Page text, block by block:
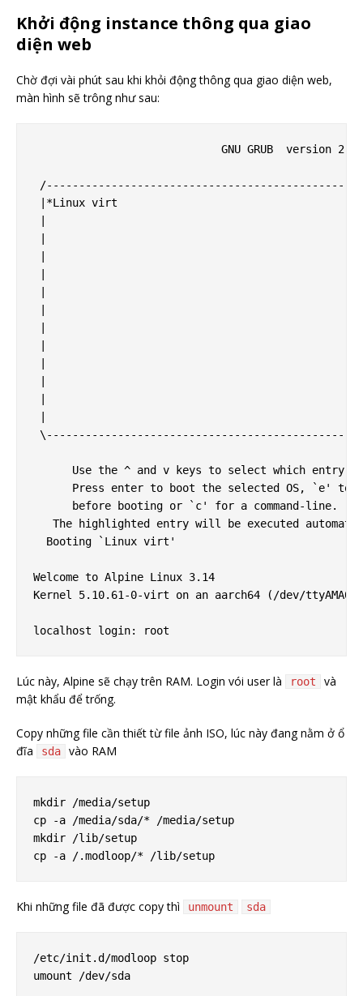
Khởi động instance thông qua giao
diện web
Chờ đợi vài phút sau khi khỏi động thông qua giao diện web,
màn hình sẽ trông như sau:
                             GNU GRUB  version 2.06
|*Linux virt
Use the ^ and v keys to select which entry
Press enter to boot the selected OS, `e' to
      before booting or `c' for a command-line.
The highlighted entry will be executed
  Booting `Linux virt'
Welcome to Alpine Linux 3.14
Kernel 5.10.61-0-virt on an aarch64 (/dev/ttyAMA0)
Lúc này, Alpine sẽ chạy trên RAM. Login vói user là root
và
mật khẩu để trống.
Copy những file cần thiết từ file ảnh ISO, lúc này đang nằm ở ổ
đĩa
sda vào RAM
mkdir /media/setup
cp -a /media/sda/* /media/setup
mkdir /lib/setup
Khi những file đã được copy thì unmount sda
/etc/init.d/modloop stop